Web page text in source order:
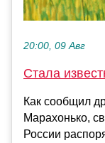
20:00, 09 Авг
Стала
Как сообщил
Марахонько,
России